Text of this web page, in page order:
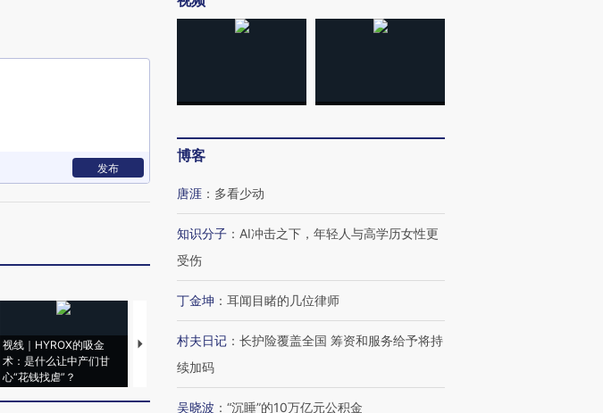
发布
视线｜HYROX的吸金
术：是什么让中产们甘
心“花钱找虐”？
马航飞行员跨国走私7万
粒摇头丸 尿检体内含3种
视线｜被称为“蟑螂”的印
视线｜“入侵”还是“人道危
博客
唐涯 ： 多看少动
知识分子 ： AI冲击之下，年轻人与高学历女性更
受伤
丁金坤 ： 耳闻目睹的几位律师
村夫日记 ： 长护险覆盖全国 筹资和服务给予将持
续加码
吴晓波 ： “沉睡”的10万亿元公积金